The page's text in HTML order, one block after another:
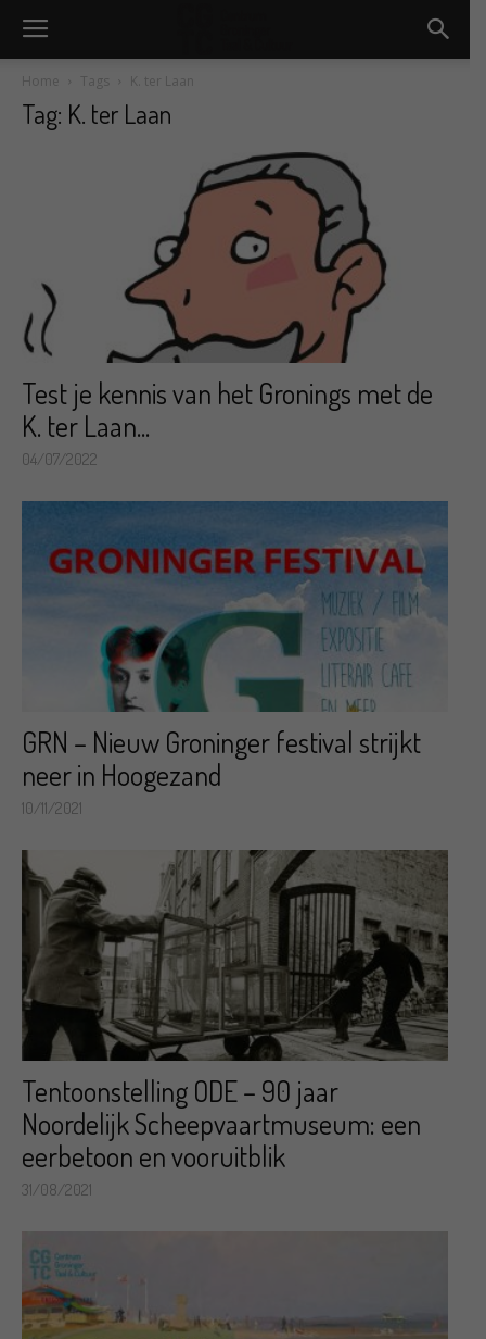
Home Tags K. ter Laan
Tag: K. ter Laan
Test je kennis van het Gronings met de
K. ter Laan...
04/07/2022
GRN – Nieuw Groninger festival strijkt
neer in Hoogezand
10/11/2021
Tentoonstelling ODE – 90 jaar
Noordelijk Scheepvaartmuseum: een
eerbetoon en vooruitblik
31/08/2021